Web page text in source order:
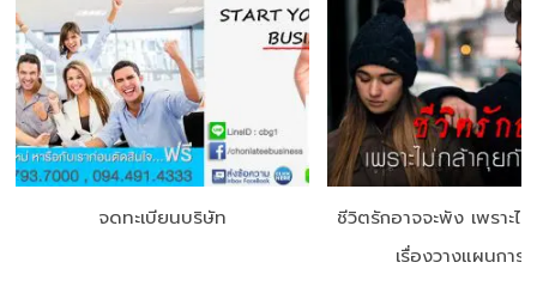
จดทะเบียนบริษัท
ชีวิตรักอาจจะพัง เพราะไ
เรื่องวางแผนการ